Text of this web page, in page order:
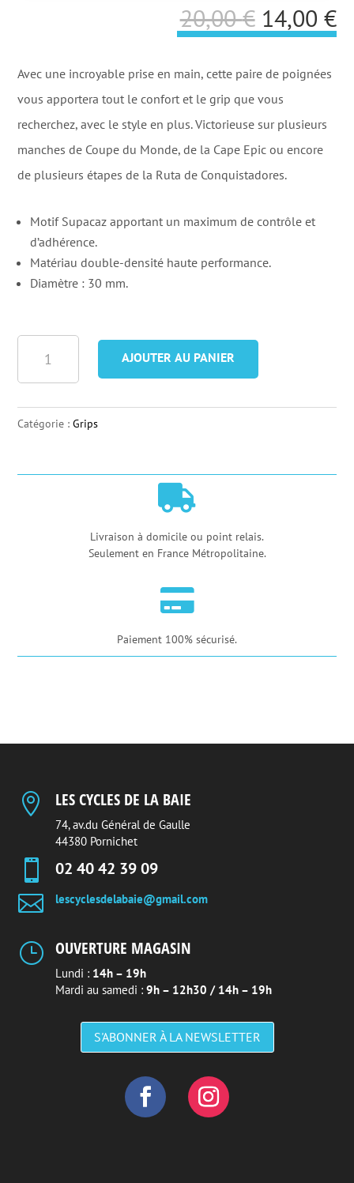
20,00€ Le
prix
initial
était :
20,00 €.
14,00 €
Avec une incroyable prise en main, cette paire de poignées
vous apportera tout le confort et le grip que vous
recherchez, avec le style en plus. Victorieuse sur plusieurs
manches de Coupe du Monde, de la Cape Epic ou encore
de plusieurs étapes de la Ruta de Conquistadores.
Motif Supacaz apportant un maximum de contrôle et
d’adhérence.
Matériau double-densité haute performance.
Diamètre : 30 mm.
Grip
AJOUTER AU PANIER
Catégorie :Grips

Livraison à domicile ou point relais.
Seulement en France Métropolitaine.

Paiement 100% sécurisé.
 LES CYCLES DE LA BAIE
74, av.du Général de Gaulle
44380 Pornichet
 02 40 42 39 09
 lescyclesdelabaie@gmail.com
} OUVERTURE MAGASIN
Lundi : 14h – 19h
Mardi au samedi : 9h – 12h30 / 14h – 19h
S'ABONNER À LA NEWSLETTER